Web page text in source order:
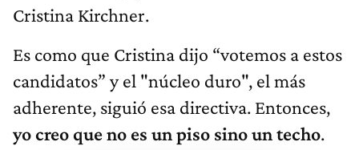
Cristina Kirchner.
Es como que Cristina dijo “votemos a estos
candidatos” y el "núcleo duro", el más
adherente, siguió esa directiva. Entonces,
yo creo que no es un piso sino un techo.